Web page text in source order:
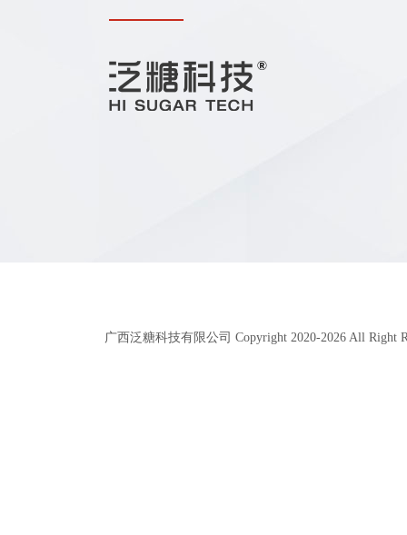
广西泛糖科技有限公司 Copyright 2020-2026 All Right